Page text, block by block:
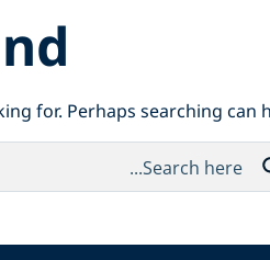
for. Perhaps searching can